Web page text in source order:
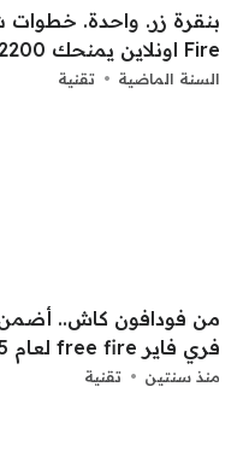
Fire اونلاين يمنحك 2200 جوهرة
السنة الماضية تقنية
من فودافون كاش..
فري فاير free fire لعام 2025
منذ سنتين تقنية